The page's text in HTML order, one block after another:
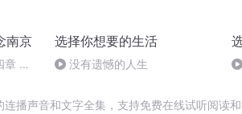
南京
文/
选择你想要的生活
没有遗憾的人生
播声音和文字全集，支持免费在线试听阅读和